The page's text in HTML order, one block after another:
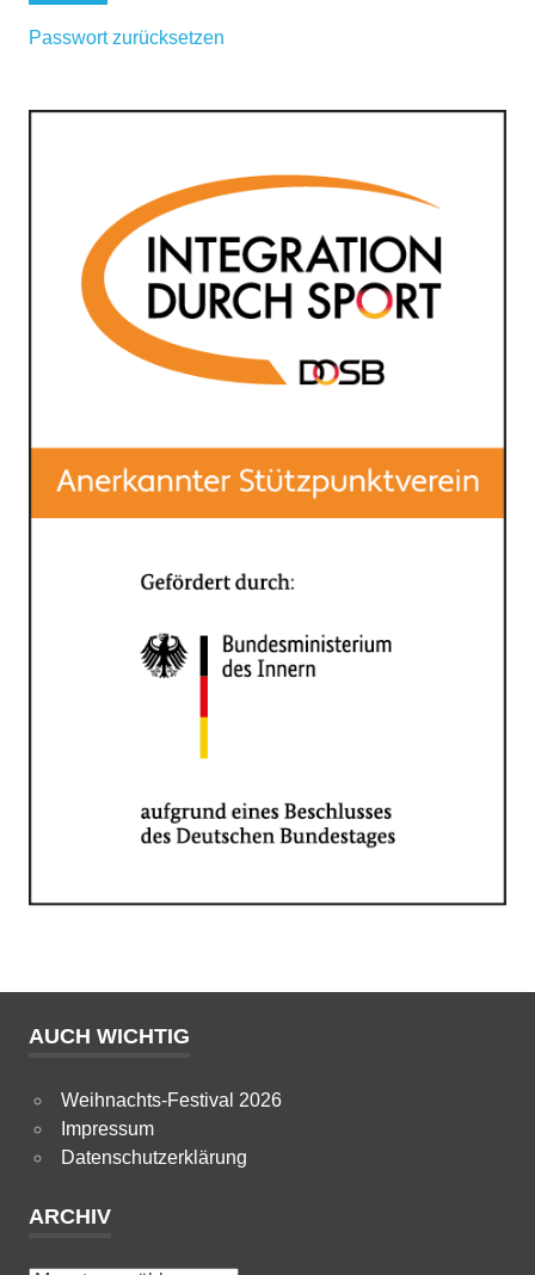
Passwort zurücksetzen
AUCH WICHTIG
Weihnachts-Festival 2026
Impressum
Datenschutzerklärung
ARCHIV